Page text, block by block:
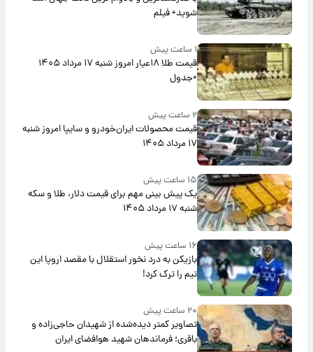
شوید+ فیلم
۱ ساعت پیش
قیمت طلا ۱۸عیار امروز شنبه ۱۷ مرداد ۱۴۰۵
+جدول
۲ ساعت پیش
قیمت محصولات ایران‌خودرو و سایپا امروز شنبه
۱۷ مرداد ۱۴۰۵
۱۵ ساعت پیش
یک پیش ‌بینی مهم برای قیمت دلار، طلا و سکه
شنبه ۱۷ مرداد ۱۴۰۵
۱۶ ساعت پیش
بازیکن به درد نخور استقلال با مقصد اروپا این
تیم را ترک کرد!
۲۰ ساعت پیش
تصاویر کمتر دیده‌شده از شهیدان حاجی‌زاده و
باقری؛ فرماندهان شهید هوافضای ایران